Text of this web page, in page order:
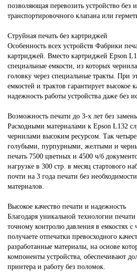
позволяющая перевозить устройство без
транспортировочного клапана или
Струйная печать без картриджей
Особенность всех устройств Фабрики
картриджей. Вместо картриджей Epson
специальные емкости, из которых
головку через специальные тракты. При
емкостей и трактов гарантирует высокое
надежность работы устройства даже без
Возможность печати до 3-х лет без
Расходными материалами к Epson L132
чернилами высоким ресурсом. Так
голубыми, пурпурными, желтыми и
печать 7500 цветных и 4500 ч/б
нагрузке в 300 стр. в месяц стартового
почти на 3 года печати без
материалов.
Высокое качество печати и надежность
Благодаря уникальной технологии
точному контролю давления в емкостях с
получаете отпечатки превосходного
разработанные материалы, на основе
компоненты устройства, обеспечивают
принтера и работу без поломок.